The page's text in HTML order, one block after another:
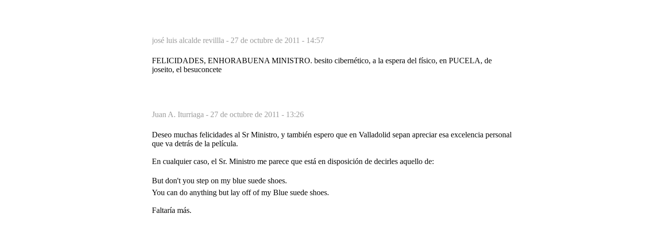
josé luis alcalde revillla - 27 de octubre de 2011 - 14:57
FELICIDADES, ENHORABUENA MINISTRO. besito cibernético, a la espera del físico, en PUCELA, de
joseito, el besuconcete
Juan A. Iturriaga - 27 de octubre de 2011 - 13:26
Deseo muchas felicidades al Sr Ministro, y también espero que en Valladolid sepan apreciar esa excelencia personal
que va detrás de la película.
En cualquier caso, el Sr. Ministro me parece que está en disposición de decirles aquello de:
But don't you step on my blue suede shoes.
You can do anything but lay off of my Blue suede shoes.
Faltaría más.